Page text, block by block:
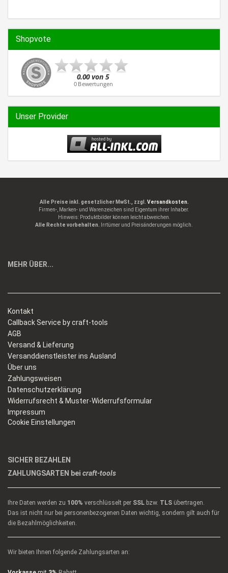
Shopvote
Unser Provider
Alle Preise inkl. gesetzlicher MwSt., zzgl. Versandkosten.
Firmen-, Marken- und Warenzeichen sind Eigentum ihrer Inhaber.
Hinweis: Produktbilder können leicht abweichen.
Alle Rechte vorbehalten.
Irrtümer und Preisänderungen möglich.
MEHR ÜBER...
Kontakt
Callback Service by craft-tools
AGB
Versand & Lieferung
Versanddienstleister ins Ausland
Über uns
Zahlungsweisen
Datenschutzerklärung
Widerrufsrecht & Muster-Widerrufsformular
Impressum
Cookie Einstellungen
SICHER BEZAHLEN
ZAHLUNGSARTEN bei craft-tools
Ihre Daten werden zu 100% verschlüsselt per SSL bzw. TLS übertragen.
Das ist nicht nur bei personenbezogenen Daten wichtig, sondern gilt auch für
die Bezahlmöglichkeiten.
Wir bieten Ihnen folgende Zahlungsarten an: